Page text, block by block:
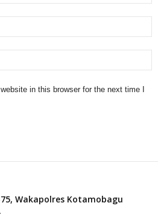
in this browser for the next time I
Wakapolres Kotamobagu